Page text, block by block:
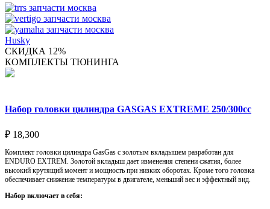
Husky
СКИДКА 12%
КОМПЛЕКТЫ ТЮНИНГА
Набор головки цилиндра GASGAS EXTREME 250/300cc
₽ 18,300
Комплект головки цилиндра GasGas с золотым вкладышем разработан для
ENDURO EXTREM. Золотой вкладыш дает изменения степени сжатия, более
высокий крутящий момент и мощность при низких оборотах. Кроме того головка
обеспечивает снижение температуры в двигателе, меньший вес и эффектный вид.
Набор включает в себя: